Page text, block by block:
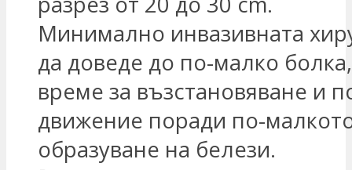
Минимално инвазивната
да доведе до по-малко
време за възстановяване и
движение поради по-
образуване на белези.